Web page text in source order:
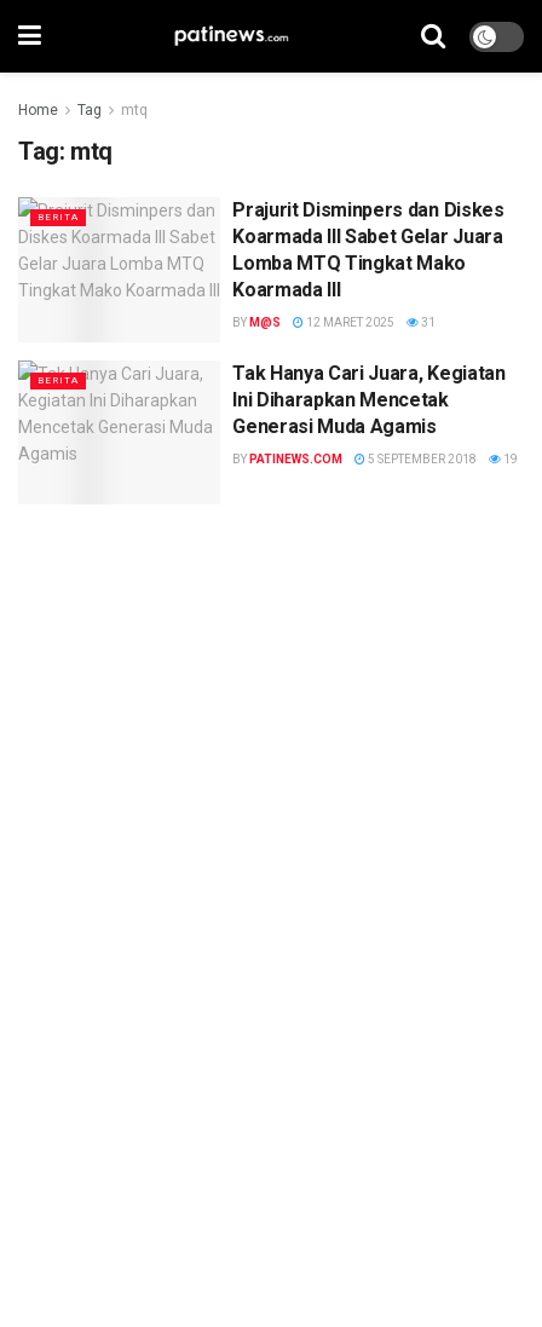
Home Tag mtq
Tag: mtq
BERITA
Prajurit Disminpers dan Diskes
Koarmada III Sabet Gelar Juara
Lomba MTQ Tingkat Mako
Koarmada III
BY M@S 12 MARET 2025 31
BERITA
Tak Hanya Cari Juara, Kegiatan
Ini Diharapkan Mencetak
Generasi Muda Agamis
BY PATINEWS.COM 5 SEPTEMBER 2018 19